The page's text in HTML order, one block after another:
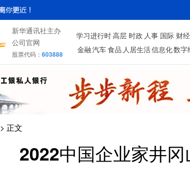
新华通讯社主办
公司官网
股票代码： 603888
学习进行时 高层 时政 人事 国际 财经
金融 汽车 食品 人居生活信息化数字
> 正文
2022中国企业家井